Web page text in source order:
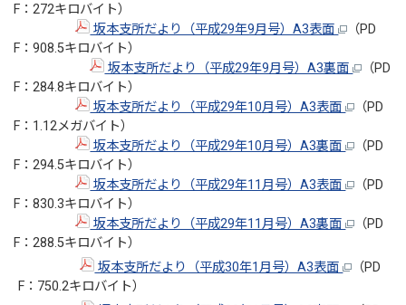
F：272キロバイト）
坂本支所だより（平成29年9月号）A3表面
（PD
F：908.5キロバイト）
坂本支所だより（平成29年9月号）A3裏面
（PD
F：284.8キロバイト）
坂本支所だより（平成29年10月号）A3表面
（PD
F：1.12メガバイト）
坂本支所だより（平成29年10月号）A3裏面
（PD
F：294.5キロバイト）
坂本支所だより（平成29年11月号）A3表面
（PD
F：830.3キロバイト）
坂本支所だより（平成29年11月号）A3裏面
（PD
F：288.5キロバイト）
坂本支所だより（平成30年1月号）A3表面
（PD
F：750.2キロバイト）